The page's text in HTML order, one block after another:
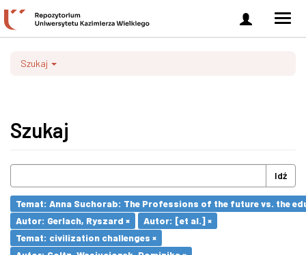
Zaloguj
się
Szukaj
Szukaj
Idź
Temat: Anna Suchorab: The Professions of the future vs. the
Autor: Gerlach, Ryszard ×
Autor: [et al.] ×
Temat: civilization challenges ×